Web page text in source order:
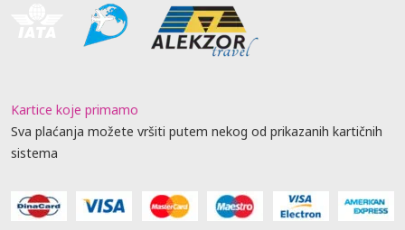
Kartice koje primamo
Sva plaćanja možete vršiti putem nekog od prikazanih kartičnih
sistema